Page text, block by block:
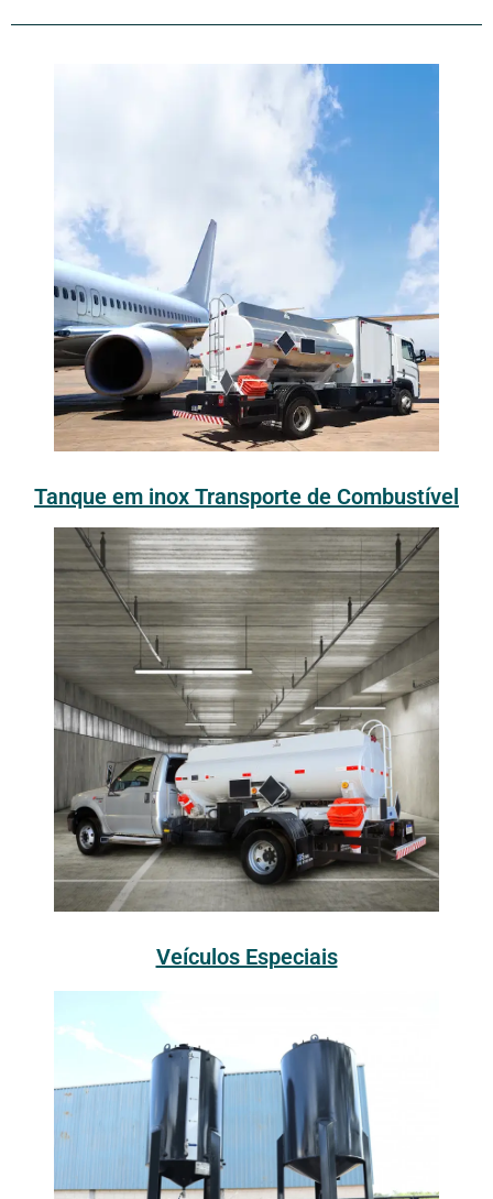
Tanque em inox Transporte de Combustível
Veículos Especiais